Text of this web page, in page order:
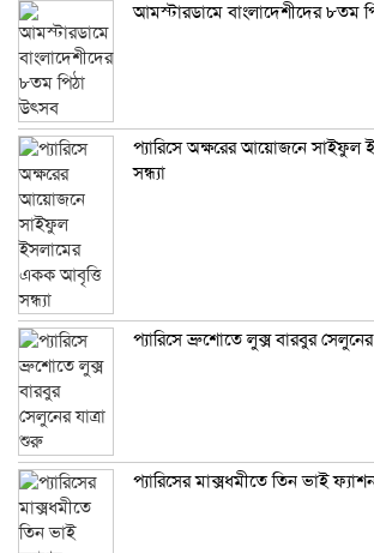
আমস্টারডামে বাংলাদেশীদের ৮তম
প্যারিসে অক্ষরের আয়োজনে সাইফুল
সন্ধ্যা
প্যারিসে ব্রুশোতে লুক্স বারবুর
প্যারিসের মাক্সধমীতে তিন ভাই